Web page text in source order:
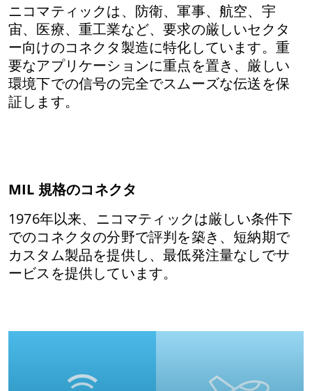
ニコマティックは、防衛、軍事、航空、宇
宙、医療、重工業など、要求の厳しいセクタ
ー向けのコネクタ製造に特化しています。重
要なアプリケーションに重点を置き、厳しい
環境下での信号の完全でスムーズな伝送を保
証します。
MIL 規格のコネクタ
1976年以来、ニコマティックは厳しい条件下
でのコネクタの分野で評判を築き、短納期で
カスタム製品を提供し、最低発注量なしでサ
ービスを提供しています。